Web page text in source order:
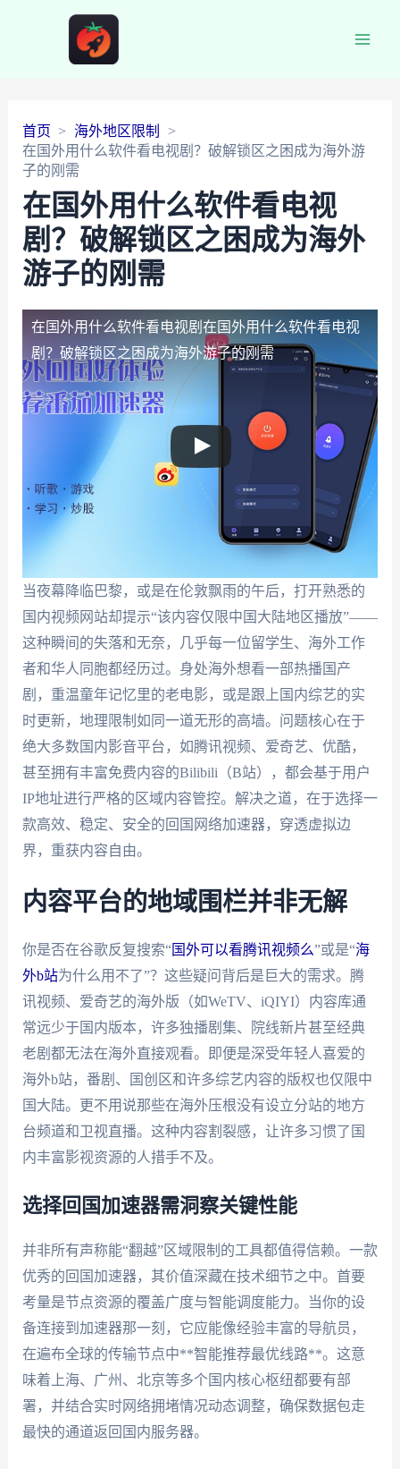
首页
海外地区限制
在国外用什么软件看电视剧？破解锁区之困成为海外游
子的刚需
在国外用什么软件看电视
剧？破解锁区之困成为海外
游子的刚需
在国外用什么软件看电视剧 在国外用什么软件看电视
剧？破解锁区之困成为海外游子的刚需
当夜幕降临巴黎，或是在伦敦飘雨的午后，打开熟悉的
国内视频网站却提示“该内容仅限中国大陆地区播放”——
这种瞬间的失落和无奈，几乎每一位留学生、海外工作
者和华人同胞都经历过。身处海外想看一部热播国产
剧，重温童年记忆里的老电影，或是跟上国内综艺的实
时更新，地理限制如同一道无形的高墙。问题核心在于
绝大多数国内影音平台，如腾讯视频、爱奇艺、优酷，
甚至拥有丰富免费内容的Bilibili（B站），都会基于用户
IP地址进行严格的区域内容管控。解决之道，在于选择一
款高效、稳定、安全的回国网络加速器，穿透虚拟边
界，重获内容自由。
内容平台的地域围栏并非无解
你是否在谷歌反复搜索“国外可以看腾讯视频么”或是“海
外b站为什么用不了”？这些疑问背后是巨大的需求。腾
讯视频、爱奇艺的海外版（如WeTV、iQIYI）内容库通
常远少于国内版本，许多独播剧集、院线新片甚至经典
老剧都无法在海外直接观看。即便是深受年轻人喜爱的
海外b站，番剧、国创区和许多综艺内容的版权也仅限中
国大陆。更不用说那些在海外压根没有设立分站的地方
台频道和卫视直播。这种内容割裂感，让许多习惯了国
内丰富影视资源的人措手不及。
选择回国加速器需洞察关键性能
并非所有声称能“翻越”区域限制的工具都值得信赖。一款
优秀的回国加速器，其价值深藏在技术细节之中。首要
考量是节点资源的覆盖广度与智能调度能力。当你的设
备连接到加速器那一刻，它应能像经验丰富的导航员，
在遍布全球的传输节点中**智能推荐最优线路**。这意
味着上海、广州、北京等多个国内核心枢纽都要有部
署，并结合实时网络拥堵情况动态调整，确保数据包走
最快的通道返回国内服务器。